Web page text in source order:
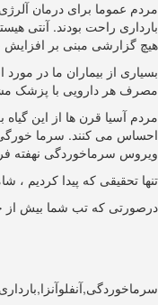
مردم عموما برای درمان
بارداری راحت بودند. آنتی
هیچ گزارشی مبنی بر
بسیاری از بیماران ما در
مصرف هر دارویی با پزشک
مردم آسیا قرن ها از این
احساس می کنند. سرما خورگی
ویروس سرماخوردگی نهفته
تنها تحقیقی که پیدا کردیم
درصورتی که تب شما بیش از